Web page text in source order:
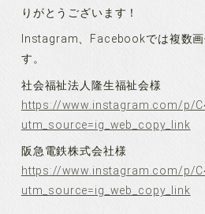
りがとうございます！
Instagram、Facebookでは複数画
す。
社会福祉法人隆生福祉会様
https://www.instagram.com/p/
utm_source=ig_web_copy_link
阪急電鉄株式会社様
https://www.instagram.com/p/
utm_source=ig_web_copy_link